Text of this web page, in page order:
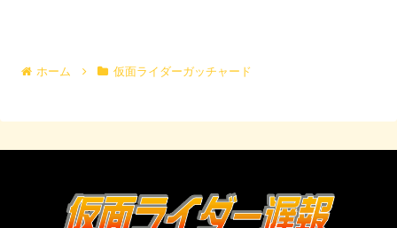
ホーム 仮面ライダーガッチャード